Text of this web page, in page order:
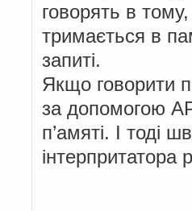
говорять в
тримається в
запиті.
Якщо говорити
за допомогою
п’амяті. І тоді
інтерпритатора